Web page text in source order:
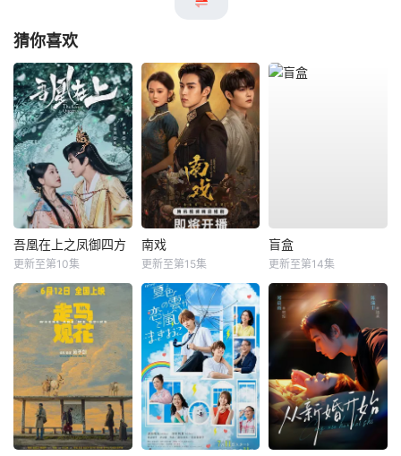
猜你喜欢
吾凰在上之凤御四方
更新至第10集
南戏
更新至第15集
盲盒
更新至第14集